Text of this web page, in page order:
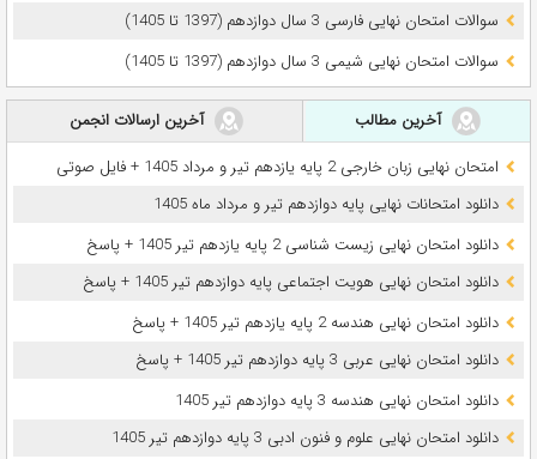
سوالات امتحان نهایی فارسی 3 سال دوازدهم (1397 تا 1405)
سوالات امتحان نهایی شیمی 3 سال دوازدهم (1397 تا 1405)
آخرین مطالب
آخرین ارسالات انجمن
امتحان نهایی زبان خارجی 2 پایه یازدهم تیر و مرداد 1405 + فایل صوتی
دانلود امتحانات نهایی پایه دوازدهم تیر و مرداد ماه 1405
دانلود امتحان نهایی زیست شناسی 2 پایه یازدهم تیر 1405 + پاسخ
دانلود امتحان نهایی هویت اجتماعی پایه دوازدهم تیر 1405 + پاسخ
دانلود امتحان نهایی هندسه 2 پایه یازدهم تیر 1405 + پاسخ
دانلود امتحان نهایی عربی 3 پایه دوازدهم تیر 1405 + پاسخ
دانلود امتحان نهایی هندسه 3 پایه دوازدهم تیر 1405
دانلود امتحان نهایی علوم و فنون ادبی 3 پایه دوازدهم تیر 1405